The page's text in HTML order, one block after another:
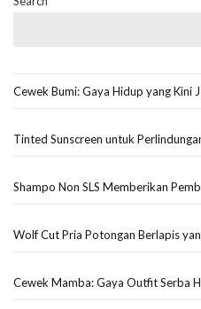
Cewek Bumi: Gaya Hidup yang Kini
Tinted Sunscreen untuk
Shampo Non SLS Memberikan
Wolf Cut Pria Potongan Berlapis
Cewek Mamba: Gaya Outfit Serba